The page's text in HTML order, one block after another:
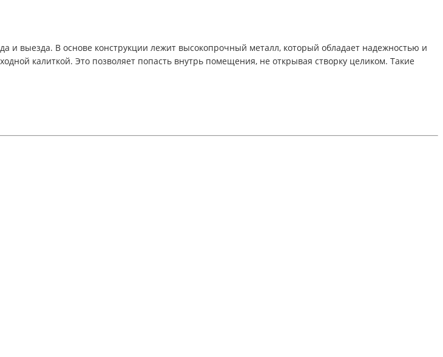
выезда. В основе конструкции лежит высокопрочный металл, который обладает надежностью и
калиткой. Это позволяет попасть внутрь помещения, не открывая створку целиком. Такие